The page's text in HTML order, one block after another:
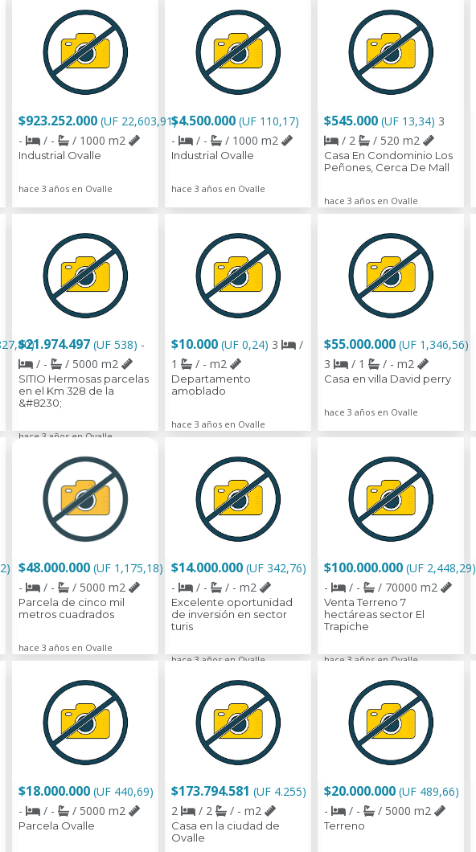
$923.252.000 (UF 22,603,91)
-
/ - / 1000 m2
Industrial Ovalle
hace 3 años en Ovalle
$4.500.000 (UF 110,17)
-
/ - / 1000 m2
Industrial Ovalle
hace 3 años en Ovalle
$545.000 (UF 13,34) 3
/ 2
/ 520 m2
Casa En Condominio Los
Peñones, Cerca De Mall
hace 3 años en Ovalle
$21.974.497 (UF 538) -
/ -
/ 5000 m2
SITIO Hermosas parcelas
en el Km 328 de la
&#8230;
hace 3 años en Ovalle
$10.000 (UF 0,24) 3
/
1
/ - m2
Departamento
amoblado
hace 3 años en Ovalle
$55.000.000 (UF 1,346,56)
3
/ 1 / - m2
Casa en villa David perry
hace 3 años en Ovalle
$48.000.000 (UF 1,175,18)
-
/ - / 5000 m2
Parcela de cinco mil
metros cuadrados
hace 3 años en Ovalle
$14.000.000 (UF 342,76)
-
/ - / - m2
Excelente oportunidad
de inversión en sector
turis
hace 3 años en Ovalle
$100.000.000 (UF 2,448,29)
-
/ - / 70000 m2
Venta Terreno 7
hectáreas sector El
Trapiche
hace 3 años en Ovalle
$18.000.000 (UF 440,69)
-
/ - / 5000 m2
Parcela Ovalle
$173.794.581 (UF 4.255)
2
/ 2 / - m2
Casa en la ciudad de
Ovalle
$20.000.000 (UF 489,66)
-
/ - / 5000 m2
Terreno